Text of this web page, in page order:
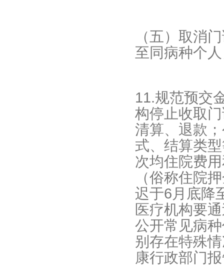
（五）取消
至同病种个
11.规范预交
构停止收取
清算、退款
式、结算类
次均住院费
（俗称住院
迟于6月底降
医疗机构要
公开常见病
别存在特殊
康行政部门